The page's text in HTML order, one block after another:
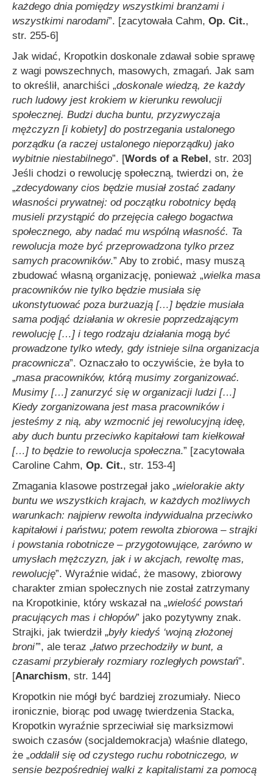
każdego dnia pomiędzy wszystkimi branżami i
wszystkimi narodami”. [zacytowała Cahm, Op. Cit.,
str. 255-6]
Jak widać, Kropotkin doskonale zdawał sobie sprawę
z wagi powszechnych, masowych, zmagań. Jak sam
to określił, anarchiści „doskonale wiedzą, że każdy
ruch ludowy jest krokiem w kierunku rewolucji
społecznej. Budzi ducha buntu, przyzwyczaja
mężczyzn [i kobiety] do postrzegania ustalonego
porządku (a raczej ustalonego nieporządku) jako
wybitnie niestabilnego”. [Words of a Rebel, str. 203]
Jeśli chodzi o rewolucję społeczną, twierdzi on, że
„zdecydowany cios będzie musiał zostać zadany
własności prywatnej: od początku robotnicy będą
musieli przystąpić do przejęcia całego bogactwa
społecznego, aby nadać mu wspólną własność. Ta
rewolucja może być przeprowadzona tylko przez
samych pracowników.” Aby to zrobić, masy muszą
zbudować własną organizację, ponieważ „wielka masa
pracowników nie tylko będzie musiała się
ukonstytuować poza burżuazją […] będzie musiała
sama podjąć działania w okresie poprzedzającym
rewolucję […] i tego rodzaju działania mogą być
prowadzone tylko wtedy, gdy istnieje silna organizacja
pracownicza”. Oznaczało to oczywiście, że była to
„masa pracowników, którą musimy zorganizować.
Musimy […] zanurzyć się w organizacji ludzi […]
Kiedy zorganizowana jest masa pracowników i
jesteśmy z nią, aby wzmocnić jej rewolucyjną ideę,
aby duch buntu przeciwko kapitałowi tam kiełkował
[…] to będzie to rewolucja społeczna.” [zacytowała
Caroline Cahm, Op. Cit., str. 153-4]
Zmagania klasowe postrzegał jako „wielorakie akty
buntu we wszystkich krajach, w każdych możliwych
warunkach: najpierw rewolta indywidualna przeciwko
kapitałowi i państwu; potem rewolta zbiorowa – strajki
i powstania robotnicze – przygotowujące, zarówno w
umysłach mężczyzn, jak i w akcjach, rewoltę mas,
rewolucję”. Wyraźnie widać, że masowy, zbiorowy
charakter zmian społecznych nie został zatrzymany
na Kropotkinie, który wskazał na „wielość powstań
pracujących mas i chłopów” jako pozytywny znak.
Strajki, jak twierdził „były kiedyś ‘wojną złożonej
broni’”, ale teraz „łatwo przechodziły w bunt, a
czasami przybierały rozmiary rozległych powstań”.
[Anarchism, str. 144]
Kropotkin nie mógł być bardziej zrozumiały. Nieco
ironicznie, biorąc pod uwagę twierdzenia Stacka,
Kropotkin wyraźnie sprzeciwiał się marksizmowi
swoich czasów (socjaldemokracja) właśnie dlatego,
że „oddalił się od czystego ruchu robotniczego, w
sensie bezpośredniej walki z kapitalistami za pomocą